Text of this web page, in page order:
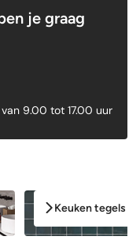
je graag
9.00 tot 17.00 uur
Keuken tegels